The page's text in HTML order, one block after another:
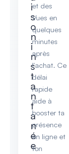
i
s
o
n
i
n
s
t
a
n
t
a
n
é
e
et des
Vues en
quelques
minutes
après
l'achat. Ce
délai
rapide
aide à
booster ta
présence
en ligne et
ton